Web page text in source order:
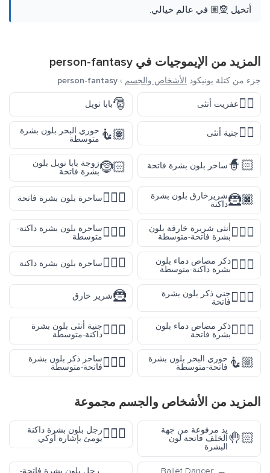
أتخيل 🧝🏽 في عالم خيالي.
المزيد من الإيموجيات في person-fantasy
جزء من كتلة يونيكود الأشخاص والجسم ›
person-fantasy
🧞‍♀️عفريت أنثى 🎅بابا نويل
🧚‍♀️جنية أنثى 🧜🏽 حوري البحر بلون بشرة
متوسطة
🧙🏻ساحر بلون بشرة فاتحة 🤶🏻زوجة بابا نويل بلون
بشرة فاتحة
🦹🏿شريرخارق بلون بشرة
داكنة
🧙🏻‍♀️ساحرة بلون بشرة فاتحة
🦹🏼‍♀️أنثى شريرة خارقة بلون
بشرة فاتحة-متوسطة
🧙🏾‍♀️ساحرة بلون بشرة داكنة-
متوسطة
🧛🏾‍♂️ذكر مصاص دماء بلون
بشرة داكنة-متوسطة
🧙🏿‍♀️ساحرة بلون بشرة داكنة
🧚🏻‍♂️جني ذكر بلون بشرة
فاتحة
🦹شرير خارق
🧛🏻‍♂️ذكر مصاص دماء بلون
بشرة فاتحة
🧚🏾‍♀️جنية أنثى بلون بشرة
داكنة-متوسطة
🧜🏼 حوري البحر بلون بشرة
فاتحة-متوسطة
🧙🏼‍♂️ساحر ذكر بلون بشرة
فاتحة-متوسطة
المزيد من الأشخاص والجسم مجموعة
🤚🏻
يد مرفوعة من جهة
الخلف فاتحة لون
البشرة
🙆🏿‍♂️رجل بلون بشرة داكنة
يومئ بإشارة أوكي
Ballet Dancer:
رجل بلون بشرة فاتحة-